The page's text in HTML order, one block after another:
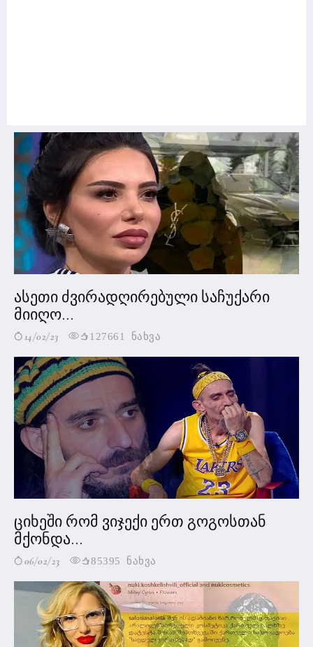
ასეთი ძვირადღირებული საჩუქარი
მიიღო...
14/02/23 127661 ნახვა
ციხეში რომ ვიჯექი ერთ გოგოსთან
მქონდა...
06/02/23 85395 ნახვა